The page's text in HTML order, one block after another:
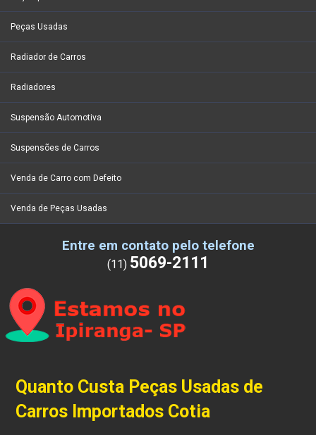
Peças Usadas
Radiador de Carros
Radiadores
Suspensão Automotiva
Suspensões de Carros
Venda de Carro com Defeito
Venda de Peças Usadas
Entre em contato pelo telefone
(11) 5069-2111
Quanto Custa Peças Usadas de
Carros Importados Cotia